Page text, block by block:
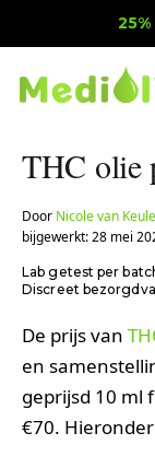
THC olie
Door Nicole van
bijgewerkt: 28 mei
Lab getest per
Discreet bezorgd
De prijs van
en
geprijsd 10 ml
€70.